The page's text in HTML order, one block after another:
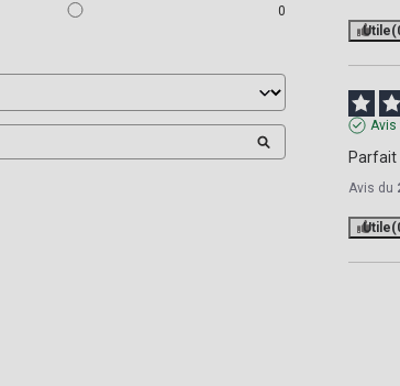
0
Utile
Avis
Parfait
Avis du
Utile